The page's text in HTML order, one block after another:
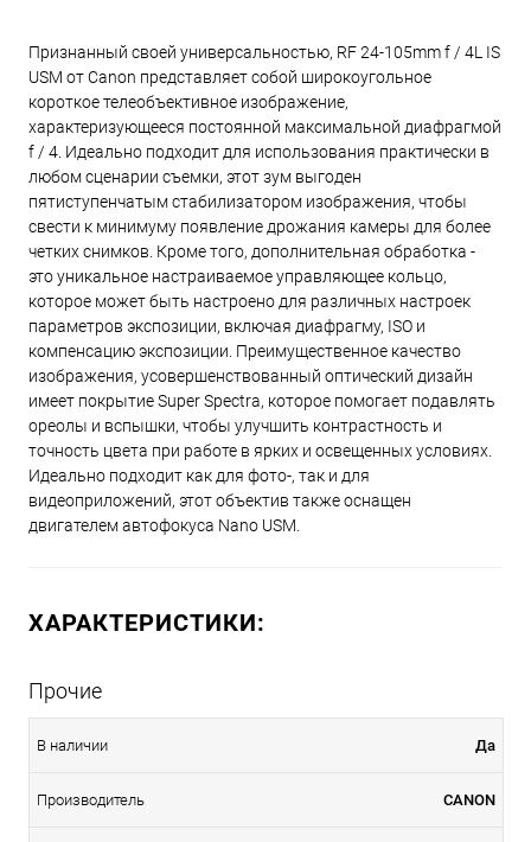
Признанный своей универсальностью, RF 24-105mm f / 4L IS
USM от Canon представляет собой широкоугольное
короткое телеобъективное изображение,
характеризующееся постоянной максимальной диафрагмой
f / 4. Идеально подходит для использования практически в
любом сценарии съемки, этот зум выгоден
пятиступенчатым стабилизатором изображения, чтобы
свести к минимуму появление дрожания камеры для более
четких снимков. Кроме того, дополнительная обработка -
это уникальное настраиваемое управляющее кольцо,
которое может быть настроено для различных настроек
параметров экспозиции, включая диафрагму, ISO и
компенсацию экспозиции. Преимущественное качество
изображения, усовершенствованный оптический дизайн
имеет покрытие Super Spectra, которое помогает подавлять
ореолы и вспышки, чтобы улучшить контрастность и
точность цвета при работе в ярких и освещенных условиях.
Идеально подходит как для фото-, так и для
видеоприложений, этот объектив также оснащен
двигателем автофокуса Nano USM.
ХАРАКТЕРИСТИКИ:
Прочие
В наличии Да
Производитель CANON